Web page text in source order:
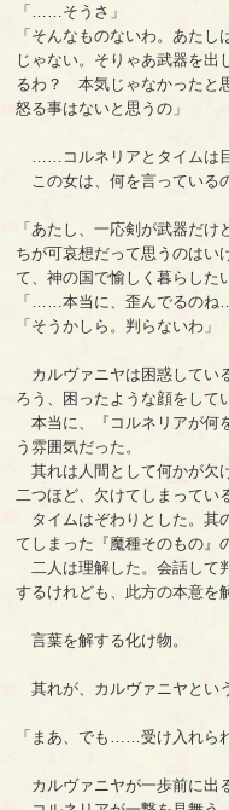
「……そうさ」
「そんなものないわ。あた
じゃない。そりゃあ武器を出
るわ？ 本気じゃなかったと
怒る事はないと思うの」
……コルネリアとタイムは目
この女は、何を言っている
「あたし、一応剣が武器だ
ちが可哀想だって思うのは
て、神の国で愉しく暮らした
「……本当に、歪んでるのね
「そうかしら。判らないわ」
カルヴァニヤは困惑してい
ろう、困ったような顔をして
本当に、『コルネリアが何
う雰囲気だった。
其れは人間として何かが欠
二つほど、欠けてしまってい
タイムはぞわりとした。其
てしまった『魔種そのもの』
二人は理解した。会話して
するけれども、此方の本意を
言葉を解する化け物。
其れが、カルヴァニヤとい
「まあ、でも……受け入れら
カルヴァニヤが一歩前に出